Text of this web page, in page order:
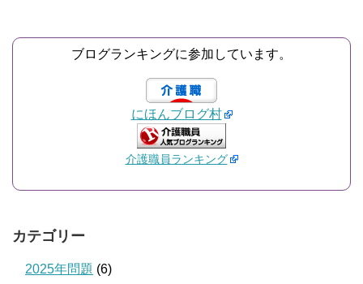
ブログランキングに参加しています。
にほんブログ村
介護職員ランキング
カテゴリー
2025年問題 (6)